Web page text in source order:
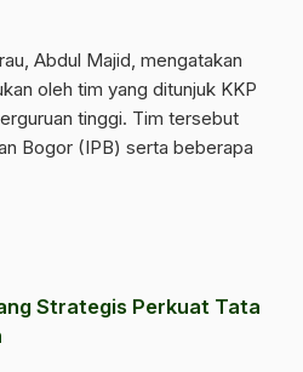
Abdul Majid, mengatakan
oleh tim yang ditunjuk KKP
tinggi. Tim tersebut
Bogor (IPB) serta beberapa
Strategis Perkuat Tata